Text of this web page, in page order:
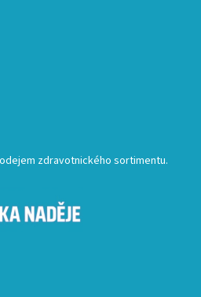
zdravotnického sortimentu.